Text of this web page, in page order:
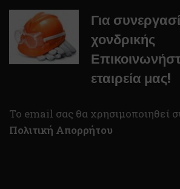
Για
χονδρικής
εταιρεία μας!
To email σας θα χρησιμοποιηθεί
Πολιτική Απορρήτου